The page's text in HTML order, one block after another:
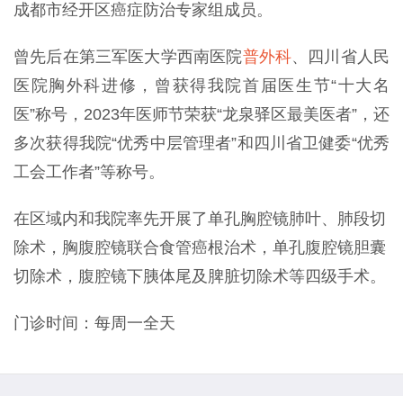
成都市经开区癌症防治专家组成员。
曾先后在第三军医大学西南医院普外科、四川省人民
医院胸外科进修，曾获得我院首届医生节“十大名
医”称号，2023年医师节荣获“龙泉驿区最美医者”，还
多次获得我院“优秀中层管理者”和四川省卫健委“优秀
工会工作者”等称号。
在区域内和我院率先开展了单孔胸腔镜肺叶、肺段切
除术，胸腹腔镜联合食管癌根治术，单孔腹腔镜胆囊
切除术，腹腔镜下胰体尾及脾脏切除术等四级手术。
门诊时间：每周一全天